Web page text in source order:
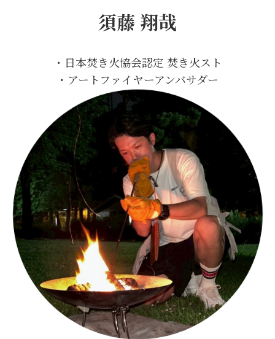
須藤 翔哉
・日本焚き火協会認定 焚き火スト
・アートファイヤーアンバサダー